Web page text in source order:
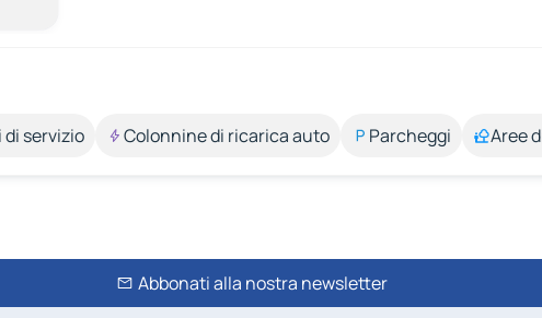
servizio Colonnine di ricarica auto Parcheggi Aree
Abbonati alla nostra newsletter